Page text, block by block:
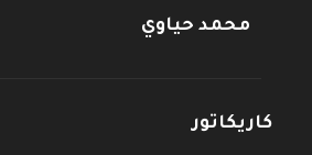
محمد حياوي
كاريكاتور